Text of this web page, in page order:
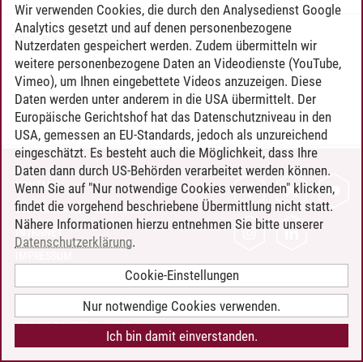
Timo Leder /30.06.2024
KONTAKT
LEUPHANA ALS ARBEITGEBER
INTRANET
BARRIEREFREIHEIT
COOKIE-EINSTELLUNGEN
Wir verwenden Cookies, die durch den Analysedienst Google
Analytics gesetzt und auf denen personenbezogene
Nutzerdaten gespeichert werden. Zudem übermitteln wir
weitere personenbezogene Daten an Videodienste (YouTube,
Vimeo), um Ihnen eingebettete Videos anzuzeigen. Diese
Daten werden unter anderem in die USA übermittelt. Der
Europäische Gerichtshof hat das Datenschutzniveau in den
USA, gemessen an EU-Standards, jedoch als unzureichend
eingeschätzt. Es besteht auch die Möglichkeit, dass Ihre
Daten dann durch US-Behörden verarbeitet werden können.
Wenn Sie auf "Nur notwendige Cookies verwenden" klicken,
findet die vorgehend beschriebene Übermittlung nicht statt.
Nähere Informationen hierzu entnehmen Sie bitte unserer
Datenschutzerklärung.
Cookie-Einstellungen
Nur notwendige Cookies verwenden.
Ich bin damit einverstanden.